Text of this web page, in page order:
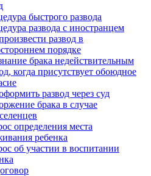
быстрого развода
развода с иностранцем
развод в
порядке
брака недействительным
когда присутствует обоюдное
развод через суд
брака в случае
определения места
ребенка
об участии в воспитании